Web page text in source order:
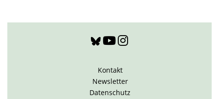
Kontakt
Newsletter
Datenschutz